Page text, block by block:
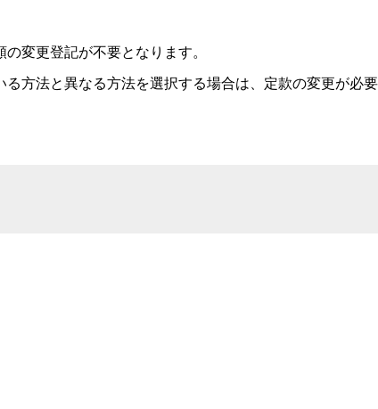
変更登記が不要となります。
方法と異なる方法を選択する場合は、定款の変更が必要